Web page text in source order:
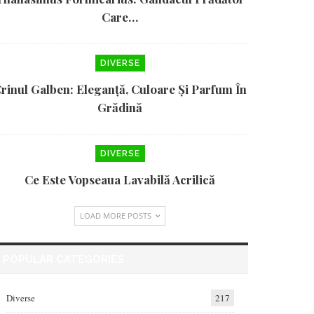
Care…
DIVERSE
Galben: Eleganță, Culoare Și Parfum În
Grădină
DIVERSE
Ce Este Vopseaua Lavabilă Acrilică
LOAD MORE POSTS
Diverse 217